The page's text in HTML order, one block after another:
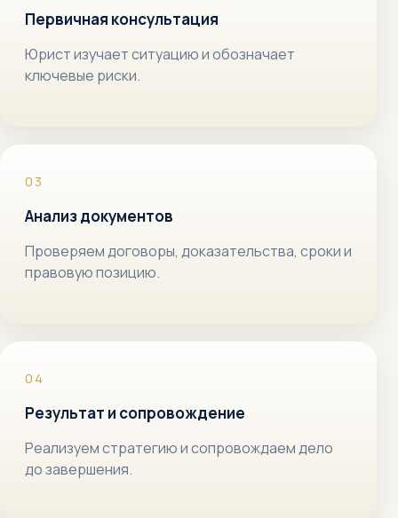
Первичная консультация
Юрист изучает ситуацию и обозначает
ключевые риски.
Анализ документов
Проверяем договоры, доказательства, сроки и
правовую позицию.
Результат и сопровождение
Реализуем стратегию и сопровождаем дело
до завершения.